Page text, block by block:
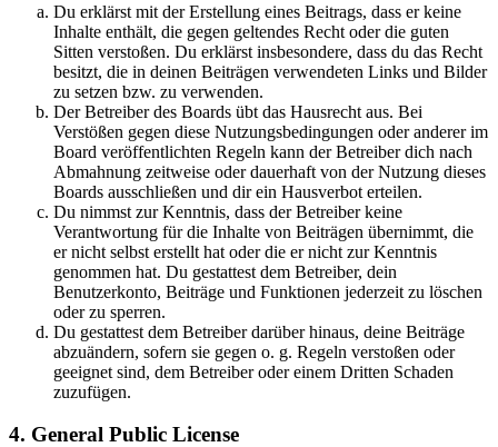
Du erklärst mit der Erstellung eines Beitrags, dass er keine
Inhalte enthält, die gegen geltendes Recht oder die guten
Sitten verstoßen. Du erklärst insbesondere, dass du das Recht
besitzt, die in deinen Beiträgen verwendeten Links und Bilder
zu setzen bzw. zu verwenden.
Der Betreiber des Boards übt das Hausrecht aus. Bei
Verstößen gegen diese Nutzungsbedingungen oder anderer im
Board veröffentlichten Regeln kann der Betreiber dich nach
Abmahnung zeitweise oder dauerhaft von der Nutzung dieses
Boards ausschließen und dir ein Hausverbot erteilen.
Du nimmst zur Kenntnis, dass der Betreiber keine
Verantwortung für die Inhalte von Beiträgen übernimmt, die
er nicht selbst erstellt hat oder die er nicht zur Kenntnis
genommen hat. Du gestattest dem Betreiber, dein
Benutzerkonto, Beiträge und Funktionen jederzeit zu löschen
oder zu sperren.
Du gestattest dem Betreiber darüber hinaus, deine Beiträge
abzuändern, sofern sie gegen o. g. Regeln verstoßen oder
geeignet sind, dem Betreiber oder einem Dritten Schaden
zuzufügen.
4. General Public License